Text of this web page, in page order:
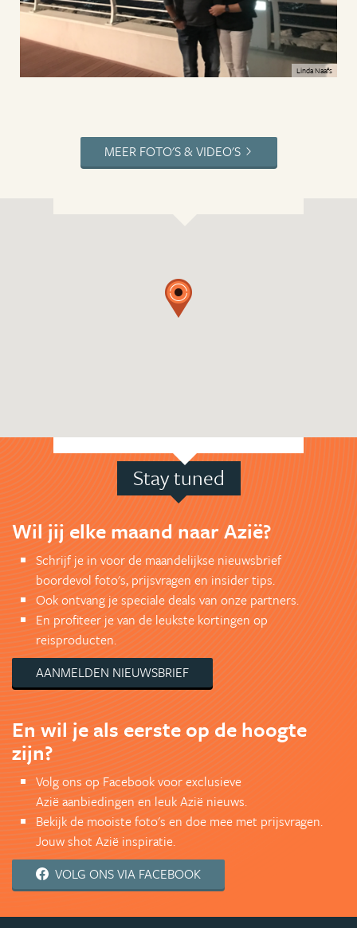
Linda Naafs
MEER FOTO'S & VIDEO'S
Stay tuned
Wil jij elke maand naar Azië?
Schrijf je in voor de maandelijkse nieuwsbrief
boordevol foto's, prijsvragen en insider tips.
Ook ontvang je speciale deals van onze partners.
En profiteer je van de leukste kortingen op
reisproducten.
AANMELDEN NIEUWSBRIEF
En wil je als eerste op de hoogte
zijn?
Volg ons op Facebook voor exclusieve
Azië aanbiedingen en leuk Azië nieuws.
Bekijk de mooiste foto's en doe mee met prijsvragen.
Jouw shot Azië inspiratie.
VOLG ONS VIA FACEBOOK